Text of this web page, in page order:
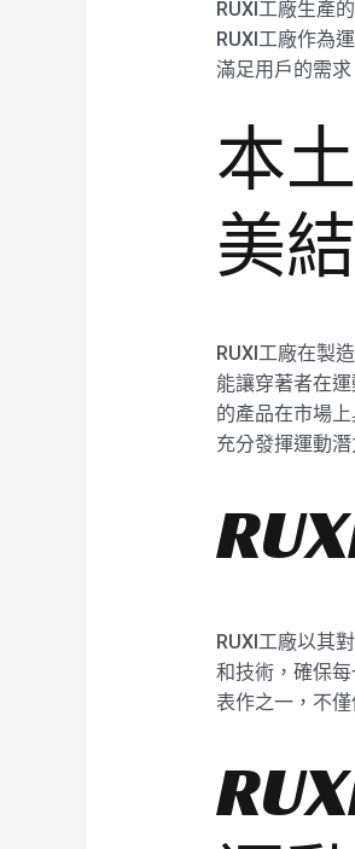
RUXI工廠生產
RUXI工廠作為
滿足用戶的需
本
美
RUXI工廠在製
能讓穿著者在
的產品在市場
充分發揮運動潛
RUXI工廠以其
和技術，確保
表作之一，不